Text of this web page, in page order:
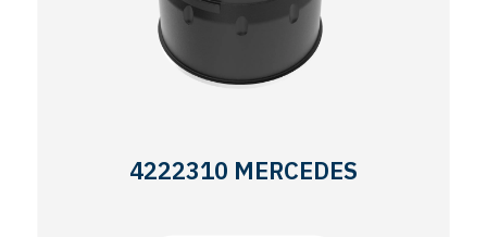
4222310 MERCEDES